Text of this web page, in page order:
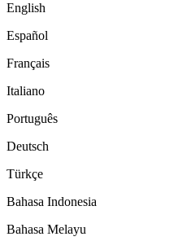
English
Español
Français
Italiano
Português
Deutsch
Türkçe
Bahasa Indonesia
Bahasa Melayu